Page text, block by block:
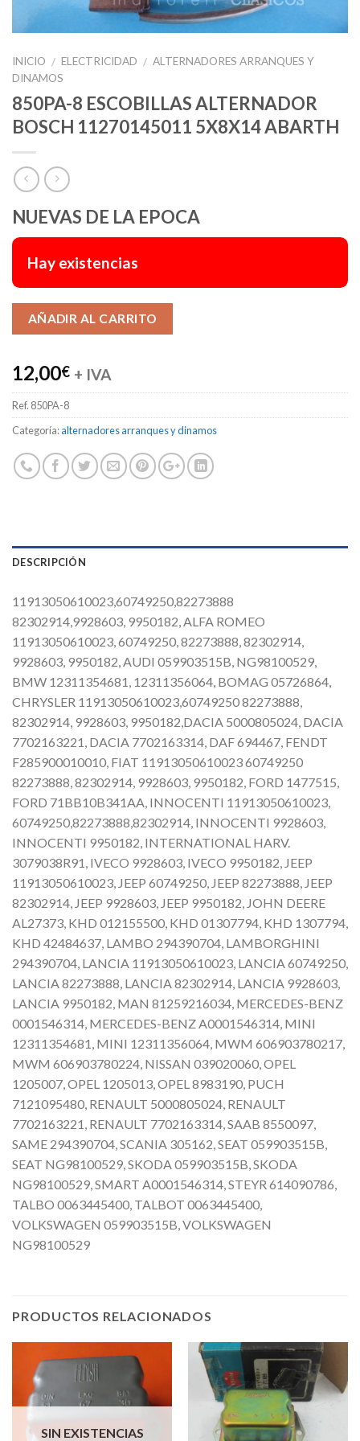
INICIO / ELECTRICIDAD / ALTERNADORES ARRANQUES Y
DINAMOS
850PA-8 ESCOBILLAS ALTERNADOR
BOSCH 11270145011 5X8X14 ABARTH
NUEVAS DE LA EPOCA
Hay existencias
AÑADIR AL CARRITO
12,00€ + IVA
Ref. 850PA-8
Categoría:alternadores arranques y dinamos
DESCRIPCIÓN
11913050610023,60749250,82273888
82302914,9928603, 9950182, ALFA ROMEO
11913050610023, 60749250, 82273888, 82302914,
9928603, 9950182, AUDI 059903515B, NG98100529,
BMW 12311354681, 12311356064, BOMAG 05726864,
CHRYSLER 11913050610023,60749250 82273888,
82302914, 9928603, 9950182,DACIA 5000805024, DACIA
7702163221, DACIA 7702163314, DAF 694467, FENDT
F285900010010, FIAT 11913050610023 60749250
82273888, 82302914, 9928603, 9950182, FORD 1477515,
FORD 71BB10B341AA, INNOCENTI 11913050610023,
60749250,82273888,82302914, INNOCENTI 9928603,
INNOCENTI 9950182, INTERNATIONAL HARV.
3079038R91, IVECO 9928603, IVECO 9950182, JEEP
11913050610023, JEEP 60749250, JEEP 82273888, JEEP
82302914, JEEP 9928603, JEEP 9950182, JOHN DEERE
AL27373, KHD 012155500, KHD 01307794, KHD 1307794,
KHD 42484637, LAMBO 294390704, LAMBORGHINI
294390704, LANCIA 11913050610023, LANCIA 60749250,
LANCIA 82273888, LANCIA 82302914, LANCIA 9928603,
LANCIA 9950182, MAN 81259216034, MERCEDES-BENZ
0001546314, MERCEDES-BENZ A0001546314, MINI
12311354681, MINI 12311356064, MWM 606903780217,
MWM 606903780224, NISSAN 039020060, OPEL
1205007, OPEL 1205013, OPEL 8983190, PUCH
7121095480, RENAULT 5000805024, RENAULT
7702163221, RENAULT 7702163314, SAAB 8550097,
SAME 294390704, SCANIA 305162, SEAT 059903515B,
SEAT NG98100529, SKODA 059903515B, SKODA
NG98100529, SMART A0001546314, STEYR 614090786,
TALBO 0063445400, TALBOT 0063445400,
VOLKSWAGEN 059903515B, VOLKSWAGEN
NG98100529
PRODUCTOS RELACIONADOS
SIN EXISTENCIAS